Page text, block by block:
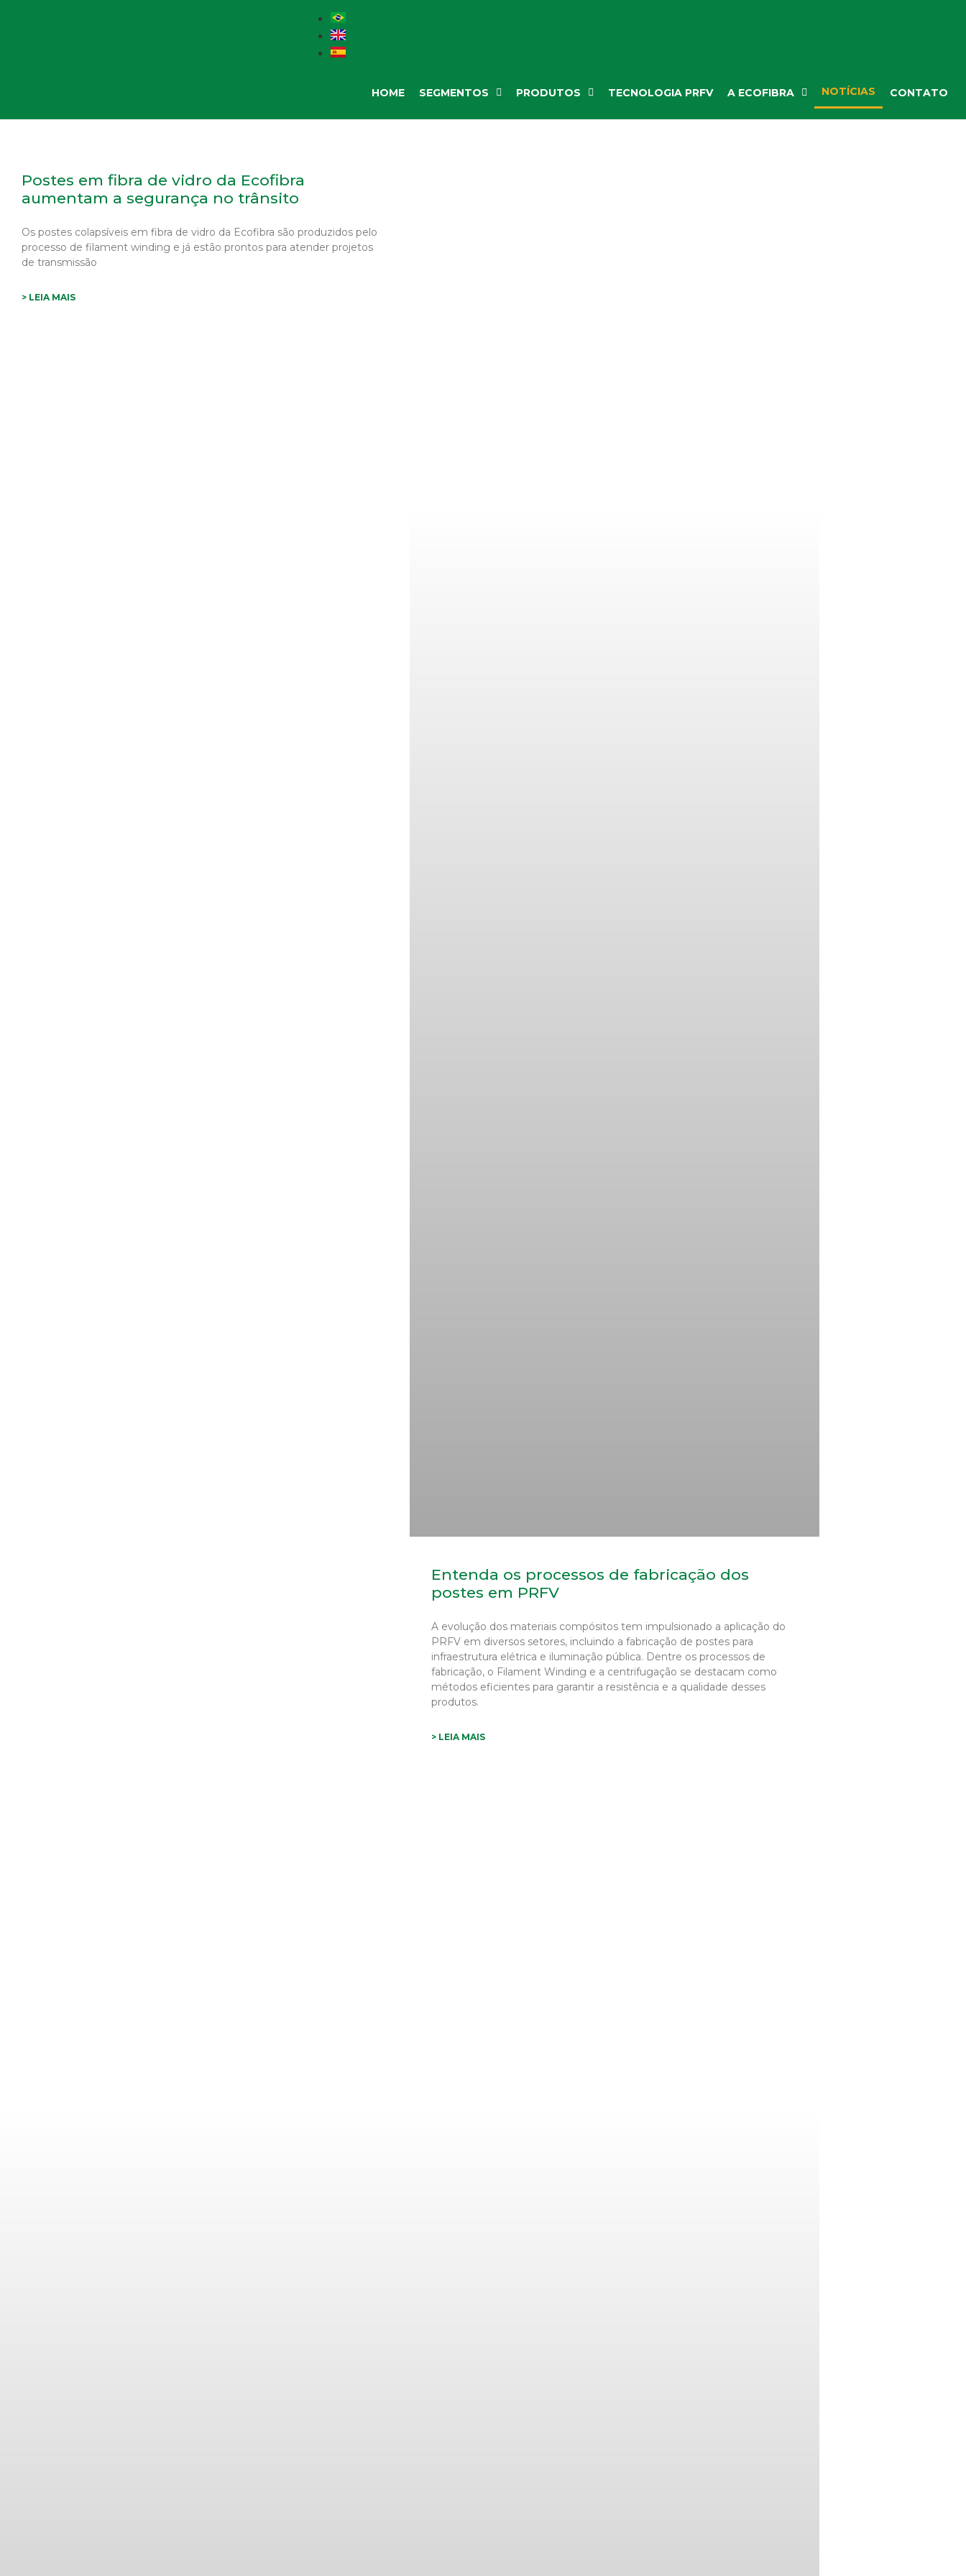
HOME SEGMENTOS PRODUTOS TECNOLOGIA PRFV A ECOFIBRA NOTÍCIAS CONTATO
Postes em fibra de vidro da Ecofibra
aumentam a segurança no trânsito
Os postes colapsíveis em fibra de vidro da Ecofibra são produzidos pelo
processo de filament winding e já estão prontos para atender projetos
de transmissão
> LEIA MAIS
Entenda os processos de fabricação dos
postes em PRFV
A evolução dos materiais compósitos tem impulsionado a aplicação do
PRFV em diversos setores, incluindo a fabricação de postes para
infraestrutura elétrica e iluminação pública. Dentre os processos de
fabricação, o Filament Winding e a centrifugação se destacam como
métodos eficientes para garantir a resistência e a qualidade desses
produtos.
> LEIA MAIS